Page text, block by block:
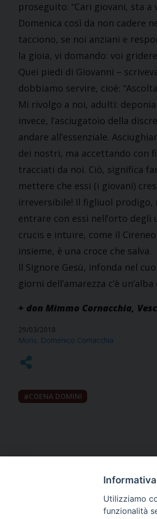
proseguito: “Cari giovani, sta
Domenica così da non cadere
tacciono, se noi anziani e
la gioia, vi domando: voi
Quei piedi di Giovanni –
dobbiamo servire, cioè:
Mi rivolgo a noi, adulti:
invece, l’asciugatoio della
andare all’essenziale.
dei nostri, ma accettando con
tracciati da noi. Ciò, significa
mettere che essi (i giovani)
irreversibile! Il figliuol prodigo,
entrare con essi nell’orto
crucis e intuire, come il
insieme, è una croce che salva.
Il Signore Gesù, infonda nel
giorni dell’amarezza c’è
+ don Mimmo Cornacchia,
29/03/2018
Mons. Domenico Cornacchia
COENA DOMINI
Informativa
Utilizziamo
funzionalità